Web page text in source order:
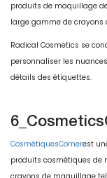
produits de maquillage
large gamme de crayons
Radical Cosmetics se
personnaliser les
détails des étiquettes.
CosmétiquesCornerest
produits cosmétiques de